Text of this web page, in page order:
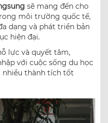
sẽ mang đến cho
môi trường quốc tế,
dạng và phát triển bản
hiện đại.
lực và quyết tâm,
với cuộc sống du học
nhiều thành tích tốt